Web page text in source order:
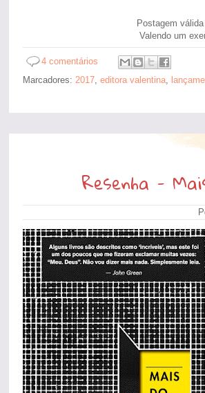
Postagem
Valendo um
4 comentários
Marcadores: 2017, editora valentina,
Resenha -